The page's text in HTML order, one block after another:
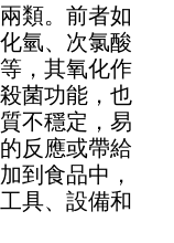
類。前者如
氫、次氯酸
，其氧化作
菌功能，也
不穩定，易
反應或帶給
到食品中，
具、設備和